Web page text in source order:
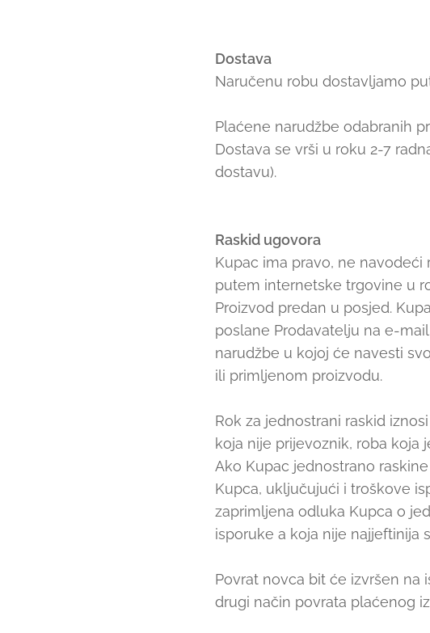
Dostava
Naručenu robu dostavljamo
Plaćene narudžbe odabranih
Dostava se vrši u roku 2-7
dostavu).
Raskid ugovora
Kupac ima pravo, ne
putem internetske trgovine u
Proizvod predan u posjed.
poslane Prodavatelju na e-
narudžbe u kojoj će navesti
ili primljenom proizvodu.
Rok za jednostrani raskid
koja nije prijevoznik, roba koja
Ako Kupac jednostrano
Kupca, uključujući i troškove
zaprimljena odluka Kupca o
isporuke a koja nije najjeftinija
Povrat novca bit će izvršen na
drugi način povrata plaćenog